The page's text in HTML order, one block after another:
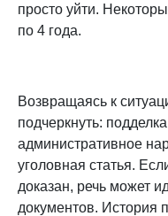
просто уйти.
по 4 года.
Возвращаясь к
подчеркнуть:
административное
уголовная статья.
доказан, речь может
документов. История